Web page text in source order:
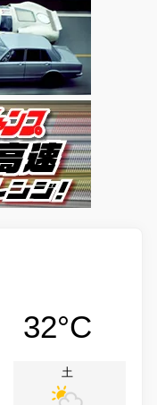
32°C
土